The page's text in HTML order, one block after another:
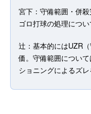
宮下：守備範囲・併殺
ゴロ打球の処理につ
辻：基本的にはUZR
価。守備範囲につい
ショニングによるズ